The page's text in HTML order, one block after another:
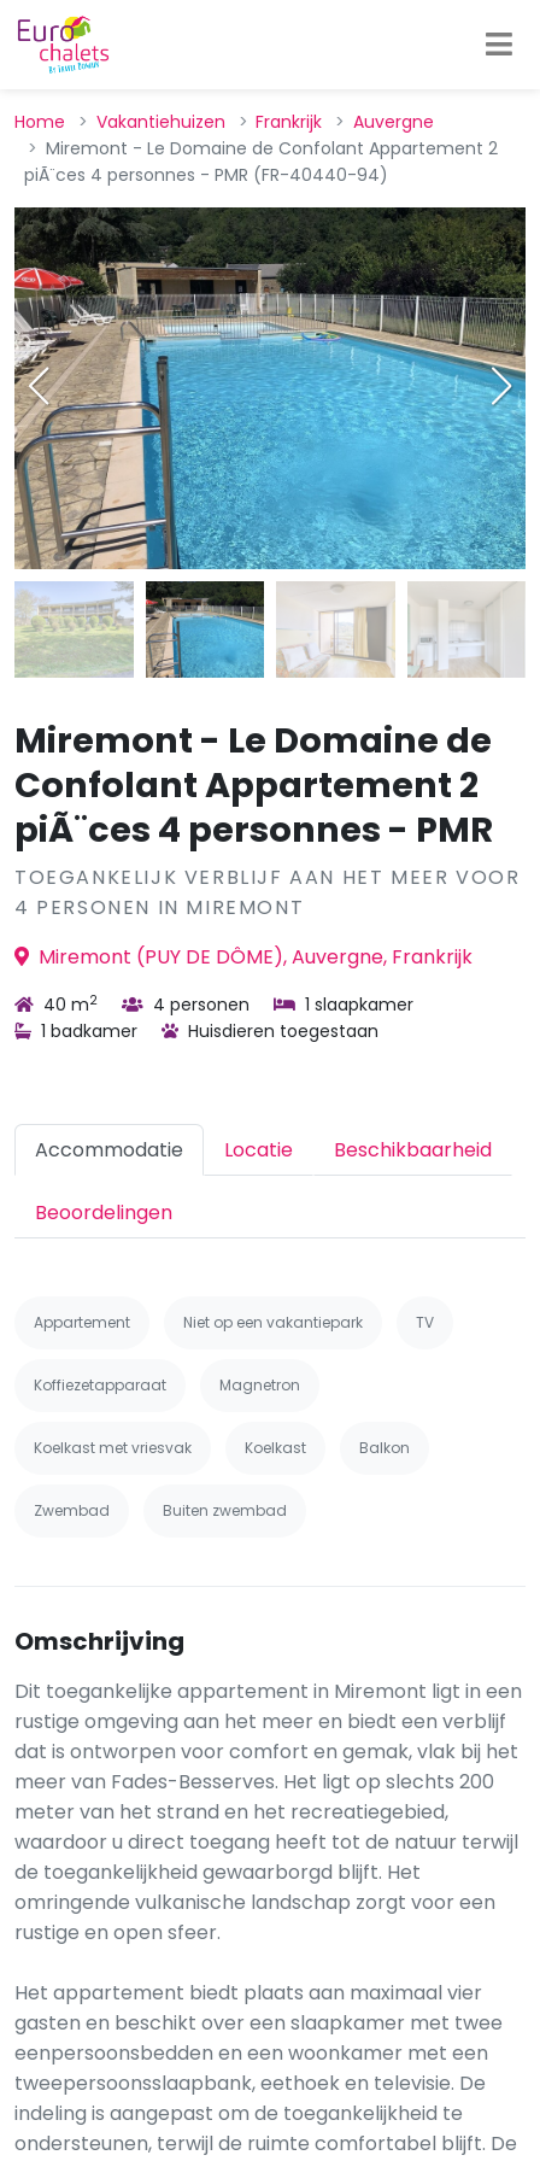
Home Vakantiehuizen Frankrijk
Auvergne
Miremont - Le Domaine de Confolant Appartement 2
piÃ¨ces 4 personnes - PMR (FR-40440-94)
Miremont - Le Domaine de
Confolant Appartement 2
piÃ¨ces 4 personnes - PMR
TOEGANKELIJK VERBLIJF AAN HET MEER VOOR
4 PERSONEN IN MIREMONT
Miremont (PUY DE DÔME), Auvergne, Frankrijk
40 m2 4 personen
1 slaapkamer
1 badkamer
Huisdieren toegestaan
Accommodatie Locatie Beschikbaarheid
Beoordelingen
Appartement Niet op een vakantiepark TV
Koffiezetapparaat Magnetron
Koelkast met vriesvak Koelkast Balkon
Zwembad Buiten zwembad
Omschrijving
Dit toegankelijke appartement in Miremont ligt in een
rustige omgeving aan het meer en biedt een verblijf
dat is ontworpen voor comfort en gemak, vlak bij het
meer van Fades-Besserves. Het ligt op slechts 200
meter van het strand en het recreatiegebied,
waardoor u direct toegang heeft tot de natuur terwijl
de toegankelijkheid gewaarborgd blijft. Het
omringende vulkanische landschap zorgt voor een
rustige en open sfeer.
Het appartement biedt plaats aan maximaal vier
gasten en beschikt over een slaapkamer met twee
eenpersoonsbedden en een woonkamer met een
tweepersoonsslaapbank, eethoek en televisie. De
indeling is aangepast om de toegankelijkheid te
ondersteunen, terwijl de ruimte comfortabel blijft. De